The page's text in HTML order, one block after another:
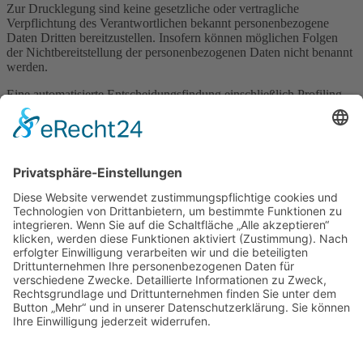
Zur Drucklegung sind keine gesetzliche oder vertragliche
Verpflichtung des Verantwortlichen bekannt personenbezogene
Daten Dritten bereitzustellen. Insofern können möglichen Folgen
der Nichtbereitstellung der personenbezogenen Daten nicht benannt
werden.
Eine automatisierte Entscheidungsfindung einschließlich Profiling
findet nicht statt.
Sicherheitsmaßnahmen
Wir sichern die Vertraulichkeit, Integrität und Verfügbarkeit der
Mitgliedsdaten durch Kontrolle des physischen Zugangs zu den
Daten, durch Verschlüsselung der Daten im Transit und durch
regelmäßige Backup.
Wir haben Verfahren eingerichtet, die eine Wahrnehmung von
Betroffenenrechten, Löschung von Daten und Reaktion auf
Gefährdung der Daten gewährleisten.
Sie sind hier:Feuerwehr Rennertshofen>First Responder>
Datenschutzerklärung gem. Art 13 DSGVO – Förderverein First